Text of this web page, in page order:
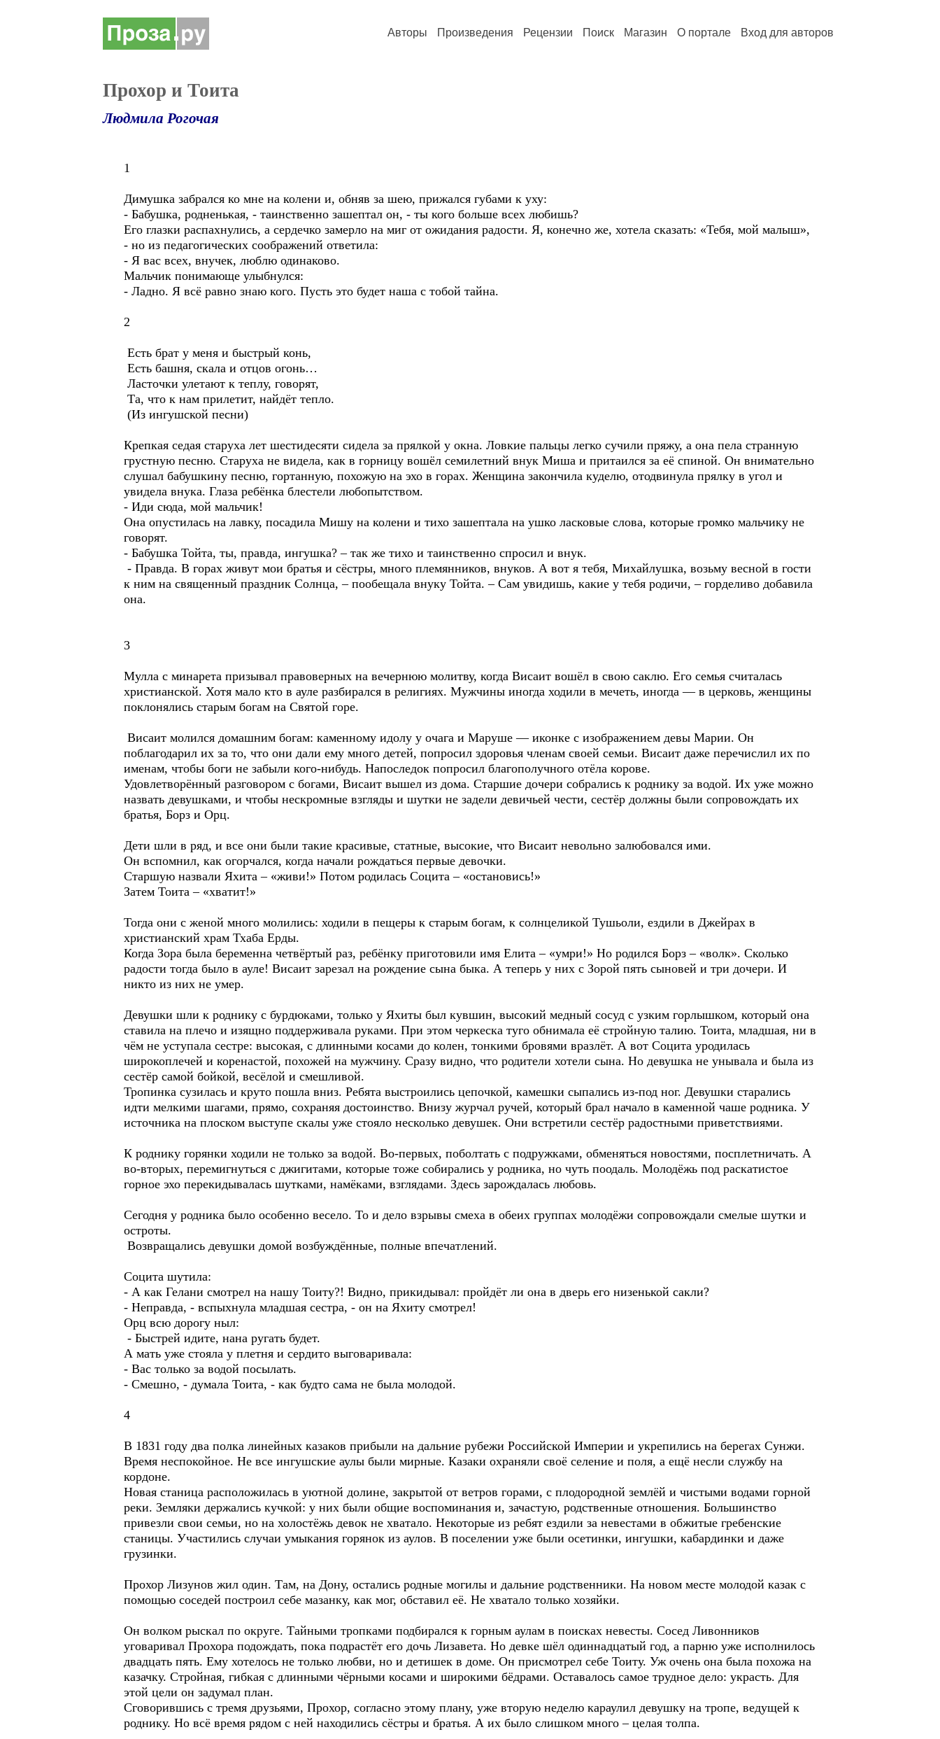
Авторы Произведения Рецензии Поиск Магазин О портале Вход для авторов
Прохор и Тоита
Людмила Рогочая
1
Димушка забрался ко мне на колени и, обняв за шею, прижался губами к уху:
- Бабушка, родненькая, - таинственно зашептал он, - ты кого больше всех любишь?
Его глазки распахнулись, а сердечко замерло на миг от ожидания радости. Я, конечно же, хотела сказать: «Тебя, мой малыш»,
- но из педагогических соображений ответила:
- Я вас всех, внучек, люблю одинаково.
Мальчик понимающе улыбнулся:
- Ладно. Я всё равно знаю кого. Пусть это будет наша с тобой тайна.
2
Есть брат у меня и быстрый конь,
Есть башня, скала и отцов огонь…
Ласточки улетают к теплу, говорят,
Та, что к нам прилетит, найдёт тепло.
(Из ингушской песни)
Крепкая седая старуха лет шестидесяти сидела за прялкой у окна. Ловкие пальцы легко сучили пряжу, а она пела странную
грустную песню. Старуха не видела, как в горницу вошёл семилетний внук Миша и притаился за её спиной. Он внимательно
слушал бабушкину песню, гортанную, похожую на эхо в горах. Женщина закончила куделю, отодвинула прялку в угол и
увидела внука. Глаза ребёнка блестели любопытством.
- Иди сюда, мой мальчик!
Она опустилась на лавку, посадила Мишу на колени и тихо зашептала на ушко ласковые слова, которые громко мальчику не
говорят.
- Бабушка Тойта, ты, правда, ингушка? – так же тихо и таинственно спросил и внук.
- Правда. В горах живут мои братья и сёстры, много племянников, внуков. А вот я тебя, Михайлушка, возьму весной в гости
к ним на священный праздник Солнца, – пообещала внуку Тойта. – Сам увидишь, какие у тебя родичи, – горделиво добавила
она.
3
Мулла с минарета призывал правоверных на вечернюю молитву, когда Висаит вошёл в свою саклю. Его семья считалась
христианской. Хотя мало кто в ауле разбирался в религиях. Мужчины иногда ходили в мечеть, иногда — в церковь, женщины
поклонялись старым богам на Святой горе.
Висаит молился домашним богам: каменному идолу у очага и Маруше — иконке с изображением девы Марии. Он
поблагодарил их за то, что они дали ему много детей, попросил здоровья членам своей семьи. Висаит даже перечислил их по
именам, чтобы боги не забыли кого-нибудь. Напоследок попросил благополучного отёла корове.
Удовлетворённый разговором с богами, Висаит вышел из дома. Старшие дочери собрались к роднику за водой. Их уже можно
назвать девушками, и чтобы нескромные взгляды и шутки не задели девичьей чести, сестёр должны были сопровождать их
братья, Борз и Орц.
Дети шли в ряд, и все они были такие красивые, статные, высокие, что Висаит невольно залюбовался ими.
Он вспомнил, как огорчался, когда начали рождаться первые девочки.
Старшую назвали Яхита – «живи!» Потом родилась Социта – «остановись!»
Затем Тоита – «хватит!»
Тогда они с женой много молились: ходили в пещеры к старым богам, к солнцеликой Тушьоли, ездили в Джейрах в
христианский храм Тхаба Ерды.
Когда Зора была беременна четвёртый раз, ребёнку приготовили имя Елита – «умри!» Но родился Борз – «волк». Сколько
радости тогда было в ауле! Висаит зарезал на рождение сына быка. А теперь у них с Зорой пять сыновей и три дочери. И
никто из них не умер.
Девушки шли к роднику с бурдюками, только у Яхиты был кувшин, высокий медный сосуд с узким горлышком, который она
ставила на плечо и изящно поддерживала руками. При этом черкеска туго обнимала её стройную талию. Тоита, младшая, ни в
чём не уступала сестре: высокая, с длинными косами до колен, тонкими бровями вразлёт. А вот Социта уродилась
широкоплечей и коренастой, похожей на мужчину. Сразу видно, что родители хотели сына. Но девушка не унывала и была из
сестёр самой бойкой, весёлой и смешливой.
Тропинка сузилась и круто пошла вниз. Ребята выстроились цепочкой, камешки сыпались из-под ног. Девушки старались
идти мелкими шагами, прямо, сохраняя достоинство. Внизу журчал ручей, который брал начало в каменной чаше родника. У
источника на плоском выступе скалы уже стояло несколько девушек. Они встретили сестёр радостными приветствиями.
К роднику горянки ходили не только за водой. Во-первых, поболтать с подружками, обменяться новостями, посплетничать. А
во-вторых, перемигнуться с джигитами, которые тоже собирались у родника, но чуть поодаль. Молодёжь под раскатистое
горное эхо перекидывалась шутками, намёками, взглядами. Здесь зарождалась любовь.
Сегодня у родника было особенно весело. То и дело взрывы смеха в обеих группах молодёжи сопровождали смелые шутки и
остроты.
Возвращались девушки домой возбуждённые, полные впечатлений.
Социта шутила:
- А как Гелани смотрел на нашу Тоиту?! Видно, прикидывал: пройдёт ли она в дверь его низенькой сакли?
- Неправда, - вспыхнула младшая сестра, - он на Яхиту смотрел!
Орц всю дорогу ныл:
- Быстрей идите, нана ругать будет.
А мать уже стояла у плетня и сердито выговаривала:
- Вас только за водой посылать.
- Смешно, - думала Тоита, - как будто сама не была молодой.
4
В 1831 году два полка линейных казаков прибыли на дальние рубежи Российской Империи и укрепились на берегах Сунжи.
Время неспокойное. Не все ингушские аулы были мирные. Казаки охраняли своё селение и поля, а ещё несли службу на
кордоне.
Новая станица расположилась в уютной долине, закрытой от ветров горами, с плодородной землёй и чистыми водами горной
реки. Земляки держались кучкой: у них были общие воспоминания и, зачастую, родственные отношения. Большинство
привезли свои семьи, но на холостёжь девок не хватало. Некоторые из ребят ездили за невестами в обжитые гребенские
станицы. Участились случаи умыкания горянок из аулов. В поселении уже были осетинки, ингушки, кабардинки и даже
грузинки.
Прохор Лизунов жил один. Там, на Дону, остались родные могилы и дальние родственники. На новом месте молодой казак с
помощью соседей построил себе мазанку, как мог, обставил её. Не хватало только хозяйки.
Он волком рыскал по округе. Тайными тропками подбирался к горным аулам в поисках невесты. Сосед Ливонников
уговаривал Прохора подождать, пока подрастёт его дочь Лизавета. Но девке шёл одиннадцатый год, а парню уже исполнилось
двадцать пять. Ему хотелось не только любви, но и детишек в доме. Он присмотрел себе Тоиту. Уж очень она была похожа на
казачку. Стройная, гибкая с длинными чёрными косами и широкими бёдрами. Оставалось самое трудное дело: украсть. Для
этой цели он задумал план.
Сговорившись с тремя друзьями, Прохор, согласно этому плану, уже вторую неделю караулил девушку на тропе, ведущей к
роднику. Но всё время рядом с ней находились сёстры и братья. А их было слишком много – целая толпа.